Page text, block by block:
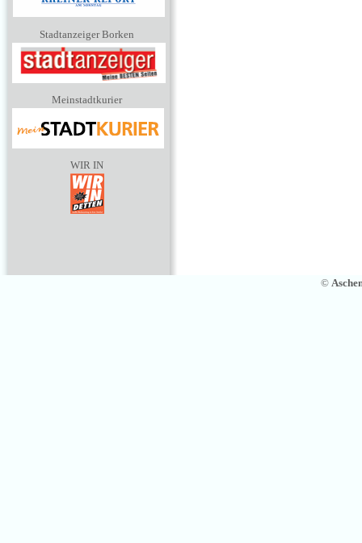
Stadtanzeiger Borken
Meinstadtkurier
WIR IN
©